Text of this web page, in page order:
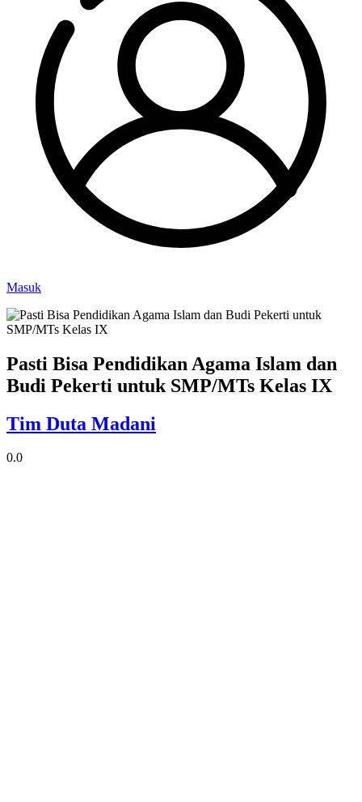
Masuk
Pasti Bisa Pendidikan Agama Islam dan
Budi Pekerti untuk SMP/MTs Kelas IX
Tim Duta Madani
0.0